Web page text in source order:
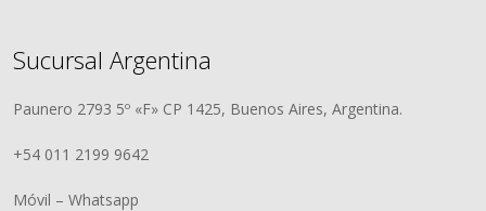
Sucursal Argentina
Paunero 2793 5º «F» CP 1425, Buenos Aires, Argentina.
+54 011 2199 9642
Móvil – Whatsapp